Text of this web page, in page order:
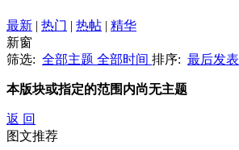
最新 | 热门 | 热帖 | 精华
新窗
筛选: 全部主题 全部时间 排序: 最后发表
本版块或指定的范围内尚无主题
返 回
图文推荐